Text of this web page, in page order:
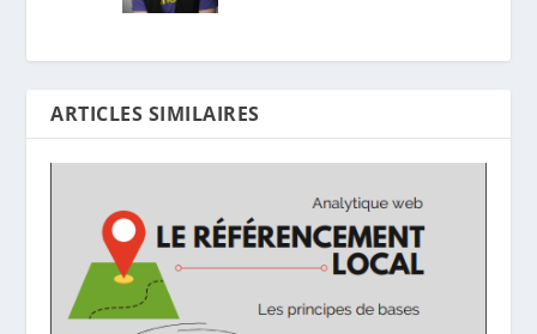
ARTICLES SIMILAIRES